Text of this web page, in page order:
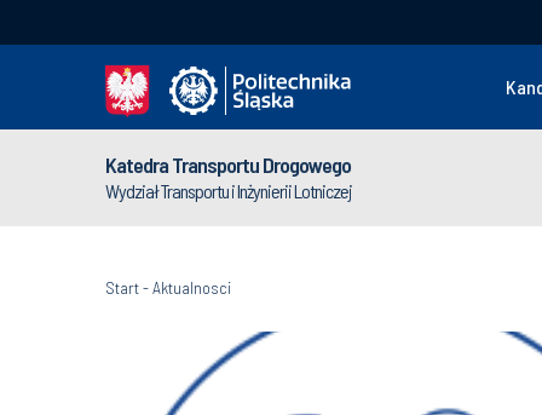
Katedra Transportu Drogowego
Wydział Transportu i Inżynierii Lotniczej
Start-Aktualnosci